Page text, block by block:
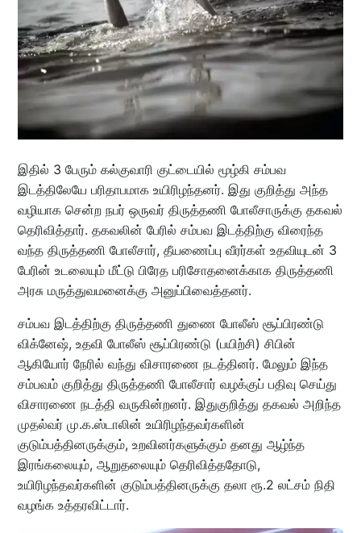
இதில் 3 பேரும் கல்குவாரி குட்டையில் மூழ்கி சம்பவ
இடத்திலேயே பரிதாபமாக உயிரிழந்தனர். இது குறித்து அந்த
வழியாக சென்ற நபர் ஒருவர் திருத்தணி போலீசாருக்கு தகவல்
தெரிவித்தார். தகவலின் பேரில் சம்பவ இடத்திற்கு விரைந்த
வந்த திருத்தணி போலீசார், தீயணைப்பு வீரர்கள் உதவியுடன் 3
பேரின் உடலையும் மீட்டு பிரேத பரிசோதனைக்காக திருத்தணி
அரசு மருத்துவமனைக்கு அனுப்பிவைத்தனர்.
சம்பவ இடத்திற்கு திருத்தணி துணை போலீஸ் சூப்பிரண்டு
விக்னேஷ், உதவி போலீஸ் சூப்பிரண்டு (பயிற்சி) சிபின்
ஆகியோர் நேரில் வந்து விசாரணை நடத்தினர். மேலும் இந்த
சம்பவம் குறித்து திருத்தணி போலீசார் வழக்குப் பதிவு செய்து
விசாரணை நடத்தி வருகின்றனர். இதுகுறித்து தகவல் அறிந்த
முதல்வர் மு.க.ஸ்டாலின் உயிரிழந்தவர்களின்
குடும்பத்தினருக்கும், உறவினர்களுக்கும் தனது ஆழ்ந்த
இரங்கலையும், ஆறுதலையும் தெரிவித்ததோடு,
உயிரிழந்தவர்களின் குடும்பத்தினருக்கு தலா ரூ.2 லட்சம் நிதி
வழங்க உத்தரவிட்டார்.